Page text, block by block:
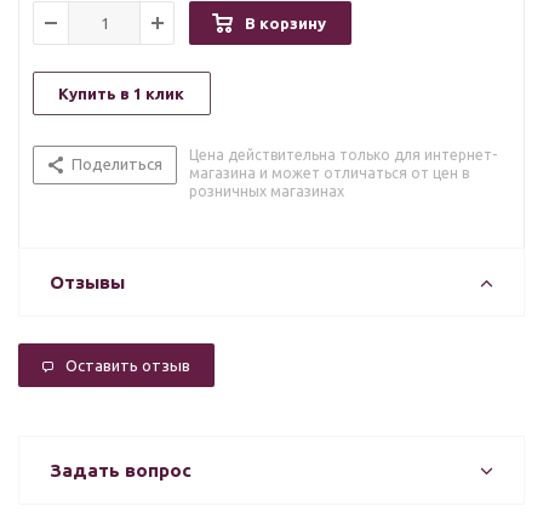
В корзину
Купить в 1 клик
Поделиться
Цена действительна только для интернет-
магазина и может отличаться от цен в
розничных магазинах
Отзывы
Оставить отзыв
Задать вопрос